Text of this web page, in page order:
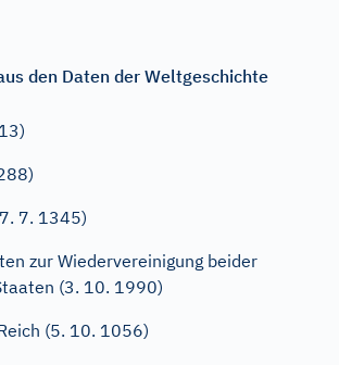
den Daten der Weltgeschichte
7. 1345)
zur Wiedervereinigung beider
(3. 10. 1990)
(5. 10. 1056)